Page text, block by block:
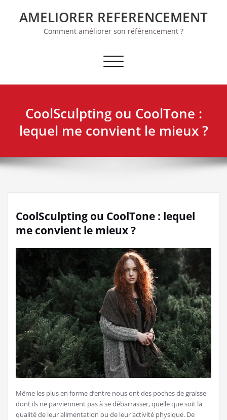
AMELIORER REFERENCEMENT
Comment améliorer son référencement ?
Afficher/masquer la navigation
CoolSculpting ou CoolTone :
lequel me convient le mieux ?
CoolSculpting ou CoolTone : lequel
me convient le mieux ?
Même les plus en forme d’entre nous ont des poches de graisse
dont ils ne parviennent pas à se débarrasser, quelle que soit la
qualité de leur alimentation ou de leur activité physique. De